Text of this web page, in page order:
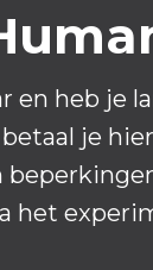
en heb je
je
het